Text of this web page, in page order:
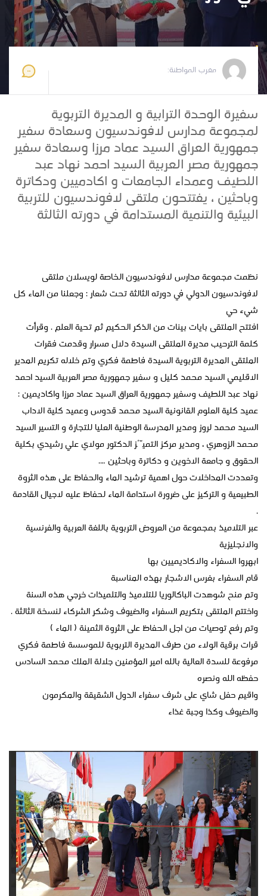
مغرب المواطنة:
سفيرة الوحدة الترابية و المديرة التربوية
لمجموعة مدارس لافوندسيون وسعادة سفير
جمهورية العراق السيد عماد مرزا وسعادة سفير
جمهورية مصر العربية السيد احمد نهاد عبد
اللطيف وعمداء الجامعات و اكادميين ودكاترة
وباحثين ، يفتتحون ملتقى لافوندسيون للتربية
البيئية والتنمية المستدامة في دورته الثالثة
نظمت مجموعة مدارس لافوندسيون الخاصة لويسلان ملتقى
لافوندسيون الدولي في دورته الثالثة تحت شعار : وجعلنا من الماء كل
شيء حي
افتتح الملتقى بايات بينات من الذكر الحكيم ثم تحية العلم . وقرأت
كلمة الترحيب مديرة الملتقى السيدة دلال مسرار وقدمت فقرات
الملتقى المديرة التربوية السيدة فاطمة فكري وتم خلاله تكريم المدير
الاقليمي السيد محمد كليل و سفير جمهورية مصر العربية السيد احمد
نهاد عبد اللطيف وسفير جمهورية العراق السيد عماد مرزا واكاديمين :
عميد كلية العلوم القانونية السيد محمد قدوس وعميد كلية الاداب
السيد محمد لروز ومدير المدرسة الوطنية العليا للتجارة و التسير السيد
محمد الزوهري ، ومدير مركز التميُّز الدكتور مولاي علي رشيدي بكلية
الحقوق و جامعة الاخوين و دكاترة وباحثين ….
وتعددت المداخلات حول اهمية ترشيد الماء والحفاظ على هذه الثروة
الطبيعية و التركيز على ضرورة استدامة الماء لحفاظ عليه لاجيال القادمة
.
عبر التلاميذ بمجموعة من العروض التربوية باللغة العربية والفرنسية
والانجليزية
ابهروا السفراء والاكاديميين بها
قام السفراء بغرس الاشجار بهذه المناسبة
وتم منح شوهدت الباكالوريا للتلاميذ والتلميذات خرجي هذه السنة
واختتم الملتقى بتكريم السفراء والضيوف وشكر الشركاء لنسخة الثالثة .
وتم رفع توصيات من اجل الحفاظ على الثروة الثمينة ( الماء )
قرات برقية الولاء من طرف المديرة التربوية للموسسة فاطمة فكري
مرفوعة للسدة العالية بالله امير المؤمنين جلالة الملك محمد السادس
حفظه الله ونصره
واقيم حفل شاي على شرف سفراء الدول الشقيقة والمكرمون
والضيوف وكذا وجبة غذاء